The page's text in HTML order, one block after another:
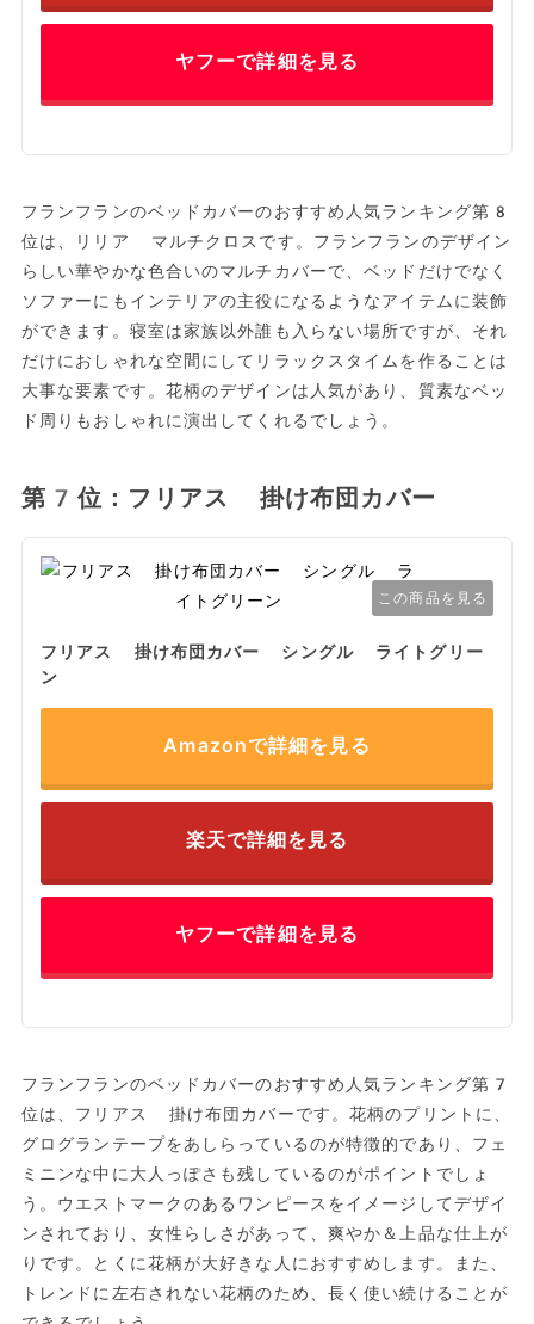
ヤフーで詳細を見る
フランフランのベッドカバーのおすすめ人気ランキング第8
位は、リリア マルチクロスです。フランフランのデザイン
らしい華やかな色合いのマルチカバーで、ベッドだけでなく
ソファーにもインテリアの主役になるようなアイテムに装飾
ができます。寝室は家族以外誰も入らない場所ですが、それ
だけにおしゃれな空間にしてリラックスタイムを作ることは
大事な要素です。花柄のデザインは人気があり、質素なベッ
ド周りもおしゃれに演出してくれるでしょう。
第7位：フリアス 掛け布団カバー
この商品を見る
フリアス 掛け布団カバー シングル ライトグリー
ン
Amazonで詳細を見る
楽天で詳細を見る
ヤフーで詳細を見る
フランフランのベッドカバーのおすすめ人気ランキング第7
位は、フリアス 掛け布団カバーです。花柄のプリントに、
グログランテープをあしらっているのが特徴的であり、フェ
ミニンな中に大人っぽさも残しているのがポイントでしょ
う。ウエストマークのあるワンピースをイメージしてデザイ
ンされており、女性らしさがあって、爽やか＆上品な仕上が
りです。とくに花柄が大好きな人におすすめします。また、
トレンドに左右されない花柄のため、長く使い続けることが